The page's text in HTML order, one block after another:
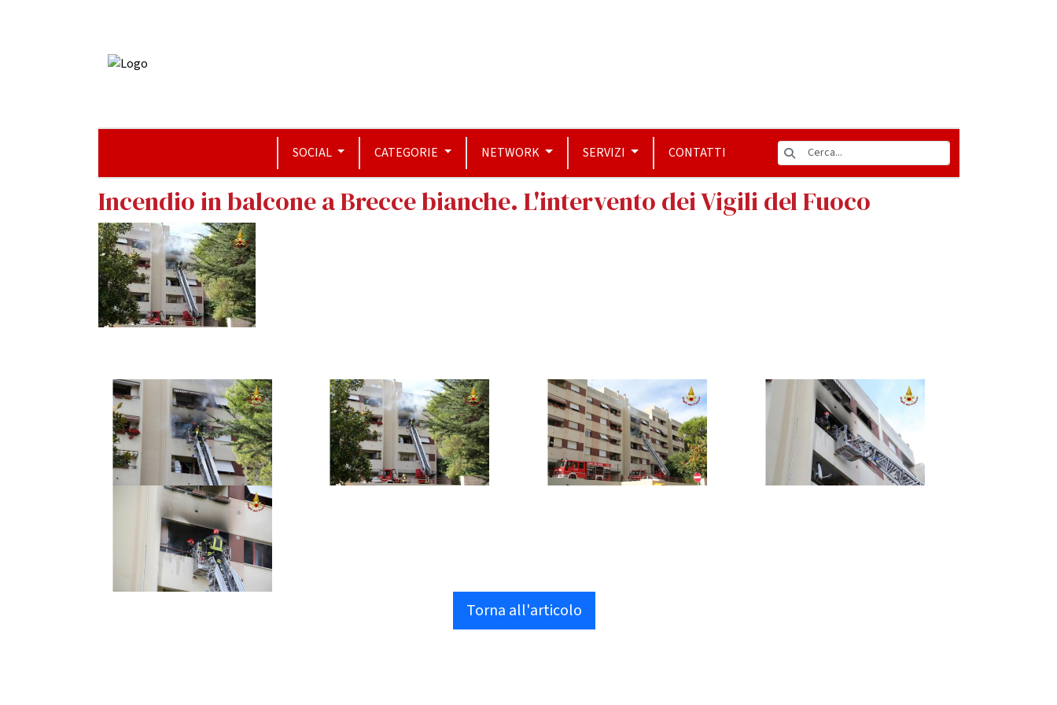
SOCIAL CATEGORIE NETWORK SERVIZI CONTATTI
Incendio in balcone a Brecce bianche. L'intervento dei Vigili del Fuoco
Torna all'articolo